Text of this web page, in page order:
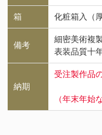
箱 化粧箱入（
備考
細密美術複
表装品質十
納期
受注製作品
（年末年始